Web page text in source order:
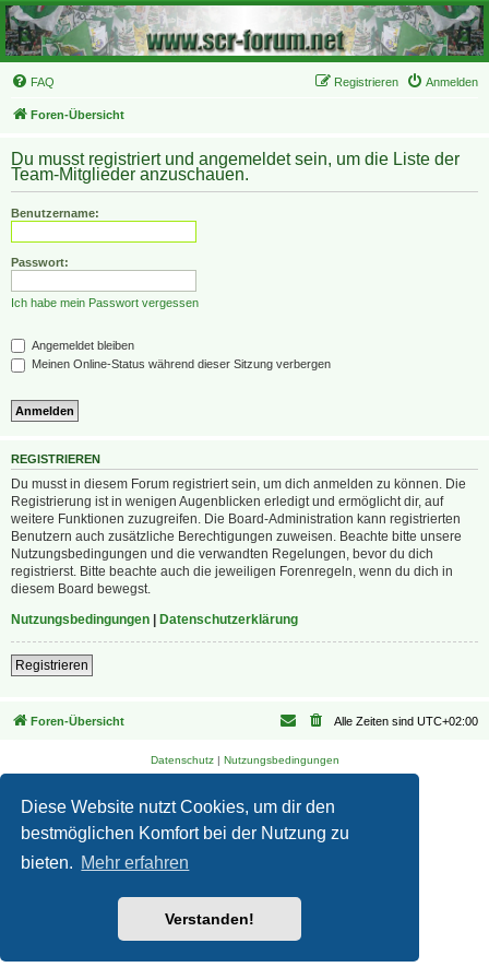
Diese Website nutzt Cookies, um dir den
bestmöglichen Komfort bei der Nutzung zu
bieten. Mehr erfahren
Verstanden!
FAQ Anmelden
Registrieren
Foren-Übersicht
Du musst registriert und angemeldet sein, um die Liste der
Team-Mitglieder anzuschauen.
Benutzername:
Passwort:
Ich habe mein Passwort vergessen
Angemeldet bleiben
Meinen Online-Status während dieser Sitzung verbergen
REGISTRIEREN
Du musst in diesem Forum registriert sein, um dich anmelden zu können. Die
Registrierung ist in wenigen Augenblicken erledigt und ermöglicht dir, auf
weitere Funktionen zuzugreifen. Die Board-Administration kann registrierten
Benutzern auch zusätzliche Berechtigungen zuweisen. Beachte bitte unsere
Nutzungsbedingungen und die verwandten Regelungen, bevor du dich
registrierst. Bitte beachte auch die jeweiligen Forenregeln, wenn du dich in
diesem Board bewegst.
Nutzungsbedingungen
Datenschutzerklärung
Registrieren
Foren-Übersicht Alle Zeiten sind UTC+02:00
Datenschutz| Nutzungsbedingungen